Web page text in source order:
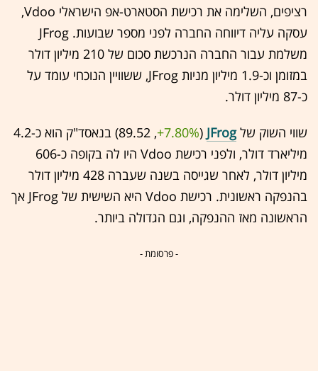
רציפים, השלימה את רכישת הסטארט-אפ הישראלי Vdoo,
עסקה עליה דיווחה החברה לפני מספר שבועות. JFrog
משלמת עבור החברה הנרכשת סכום של 210 מיליון דולר
במזומן וכ-1.9 מיליון מניות JFrog, ששוויין הנוכחי עומד על
כ-87 מיליון דולר.
שווי השוק שלJFrog
(89.52 ,‎
+7.80%
‏) בנאסד"ק הוא כ-4.2
מיליארד דולר, ולפני רכישת Vdoo היו לה בקופה כ-606
מיליון דולר, לאחר שגייסה בשנה שעברה 428 מיליון דולר
בהנפקה ראשונית. רכישת Vdoo היא השישית של JFrog אך
הראשונה מאז ההנפקה, וגם הגדולה ביותר.
- פרסומת -